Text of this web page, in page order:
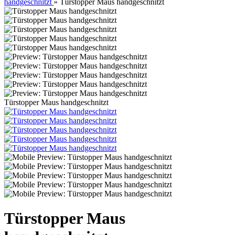
handgeschnitzt » Türstopper Maus handgeschnitzt
Türstopper Maus handgeschnitzt
Türstopper Maus